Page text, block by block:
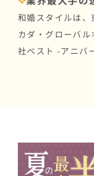
和婚スタイルは
カダ・グローバ
社ベスト -アニバ